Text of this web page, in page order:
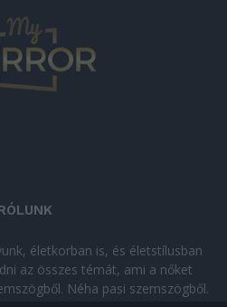
életkorban is, és életstílusban
az összes témát, ami a nőket
Néha pasi szemszögből.